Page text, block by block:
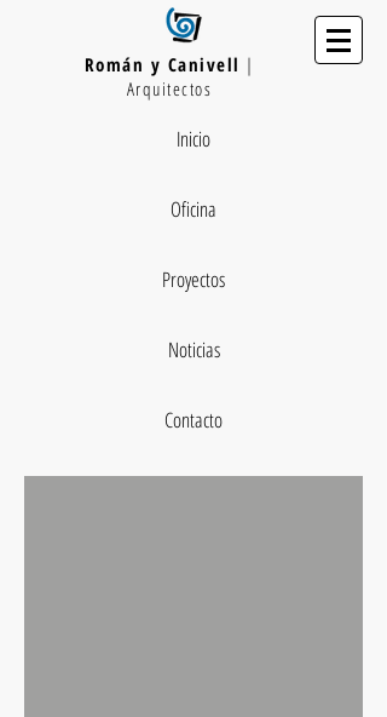
Román y Canivell |
Arquitectos
Inicio
Oficina
Proyectos
Noticias
Contacto